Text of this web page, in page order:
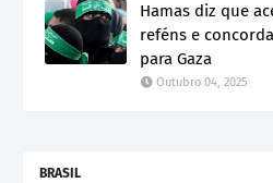
Hamas diz que
reféns e
para Gaza
Outubro 04, 2025
BRASIL